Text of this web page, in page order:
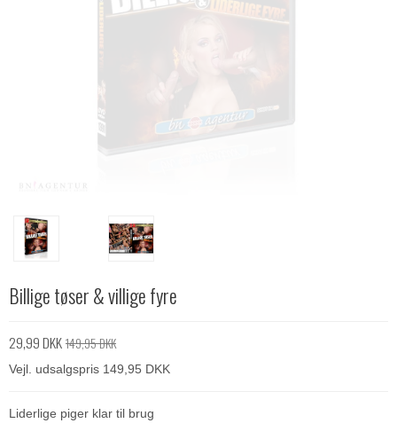
Billige tøser & villige fyre
29,99 DKK149,95 DKK
Vejl. udsalgspris 149,95 DKK
Liderlige piger klar til brug